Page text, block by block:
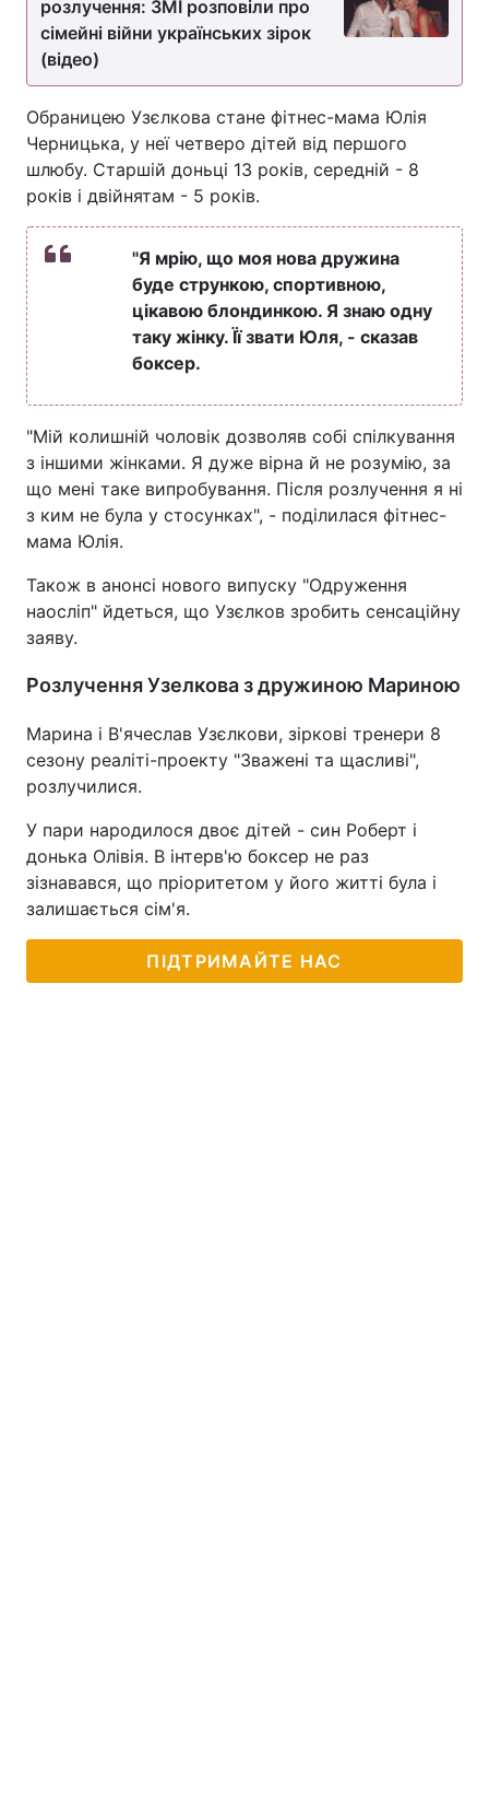
розлучення: ЗМІ розповіли про
сімейні війни українських зірок
(відео)
Обраницею Узєлкова стане фітнес-мама Юлія
Черницька, у неї четверо дітей від першого
шлюбу. Старшій доньці 13 років, середній - 8
років і двійнятам - 5 років.
"Я мрію, що моя нова дружина
буде стрункою, спортивною,
цікавою блондинкою. Я знаю одну
таку жінку. Її звати Юля, - сказав
боксер.
"Мій колишній чоловік дозволяв собі спілкування
з іншими жінками. Я дуже вірна й не розумію, за
що мені таке випробування. Після розлучення я ні
з ким не була у стосунках", - поділилася фітнес-
мама Юлія.
Також в анонсі нового випуску "Одруження
наосліп" йдеться, що Узєлков зробить сенсаційну
заяву.
Розлучення Узелкова з дружиною Мариною
Марина і В'ячеслав Узєлкови, зіркові тренери 8
сезону реаліті-проекту "Зважені та щасливі",
розлучилися.
У пари народилося двоє дітей - син Роберт і
донька Олівія. В інтерв'ю боксер не раз
зізнавався, що пріоритетом у його житті була і
залишається сім'я.
ПІДТРИМАЙТЕ НАС